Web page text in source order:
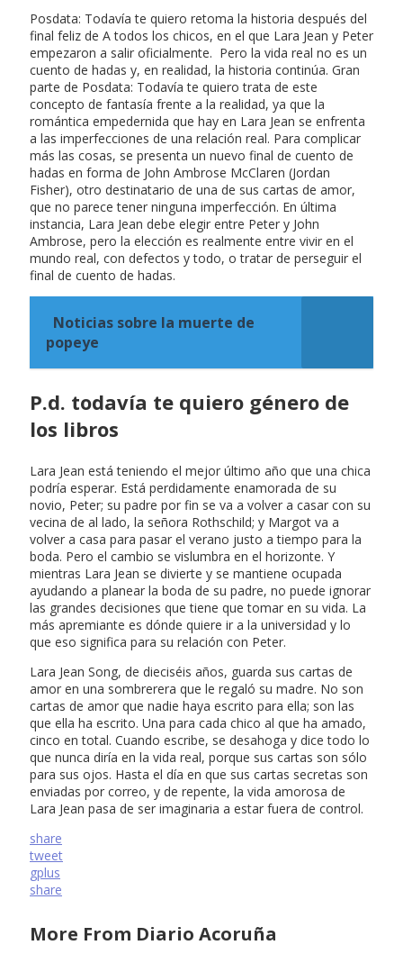
Posdata: Todavía te quiero retoma la historia después del
final feliz de A todos los chicos, en el que Lara Jean y Peter
empezaron a salir oficialmente. Pero la vida real no es un
cuento de hadas y, en realidad, la historia continúa. Gran
parte de Posdata: Todavía te quiero trata de este
concepto de fantasía frente a la realidad, ya que la
romántica empedernida que hay en Lara Jean se enfrenta
a las imperfecciones de una relación real. Para complicar
más las cosas, se presenta un nuevo final de cuento de
hadas en forma de John Ambrose McClaren (Jordan
Fisher), otro destinatario de una de sus cartas de amor,
que no parece tener ninguna imperfección. En última
instancia, Lara Jean debe elegir entre Peter y John
Ambrose, pero la elección es realmente entre vivir en el
mundo real, con defectos y todo, o tratar de perseguir el
final de cuento de hadas.
Noticias sobre la muerte de
popeye
P.d. todavía te quiero género de
los libros
Lara Jean está teniendo el mejor último año que una chica
podría esperar. Está perdidamente enamorada de su
novio, Peter; su padre por fin se va a volver a casar con su
vecina de al lado, la señora Rothschild; y Margot va a
volver a casa para pasar el verano justo a tiempo para la
boda. Pero el cambio se vislumbra en el horizonte. Y
mientras Lara Jean se divierte y se mantiene ocupada
ayudando a planear la boda de su padre, no puede ignorar
las grandes decisiones que tiene que tomar en su vida. La
más apremiante es dónde quiere ir a la universidad y lo
que eso significa para su relación con Peter.
Lara Jean Song, de dieciséis años, guarda sus cartas de
amor en una sombrerera que le regaló su madre. No son
cartas de amor que nadie haya escrito para ella; son las
que ella ha escrito. Una para cada chico al que ha amado,
cinco en total. Cuando escribe, se desahoga y dice todo lo
que nunca diría en la vida real, porque sus cartas son sólo
para sus ojos. Hasta el día en que sus cartas secretas son
enviadas por correo, y de repente, la vida amorosa de
Lara Jean pasa de ser imaginaria a estar fuera de control.
share
tweet
gplus
share
More From Diario Acoruña